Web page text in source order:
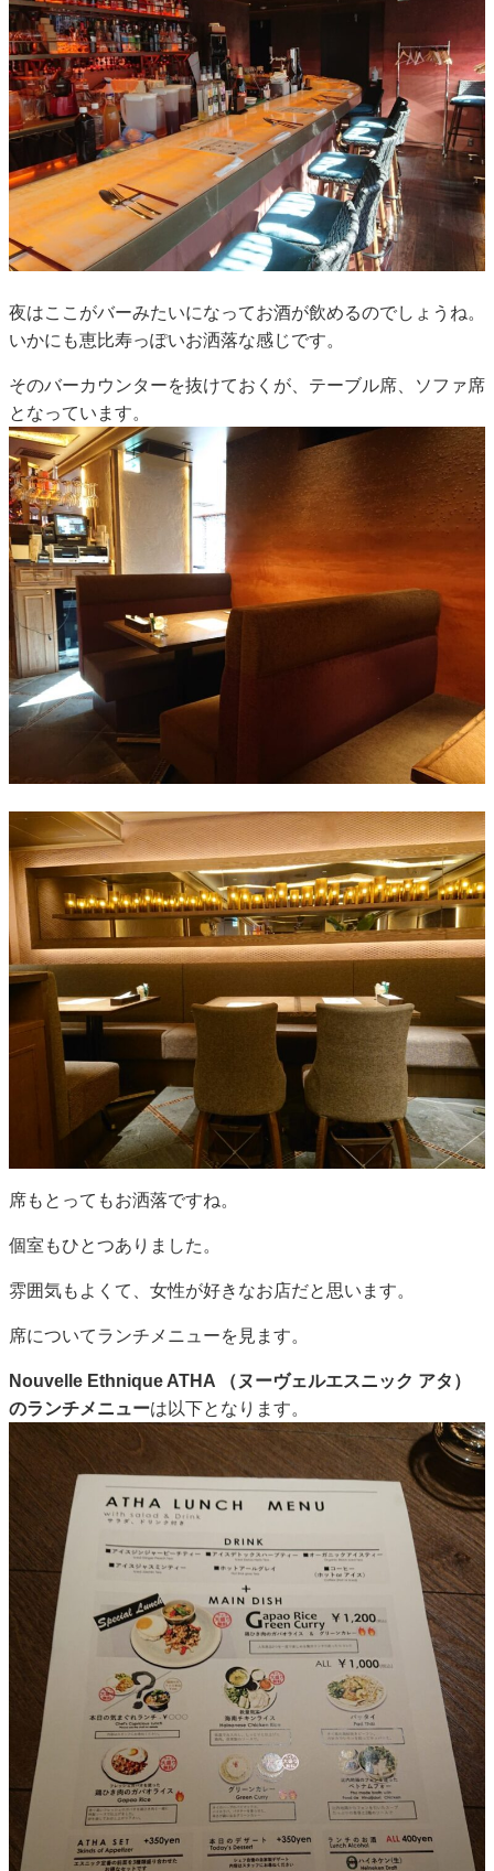
夜はここがバーみたいになってお酒が飲めるのでしょうね。
いかにも恵比寿っぽいお洒落な感じです。
そのバーカウンターを抜けておくが、テーブル席、ソファ席
となっています。
席もとってもお洒落ですね。
個室もひとつありました。
雰囲気もよくて、女性が好きなお店だと思います。
席についてランチメニューを見ます。
Nouvelle Ethnique ATHA （ヌーヴェルエスニック アタ）
のランチメニューは以下となります。